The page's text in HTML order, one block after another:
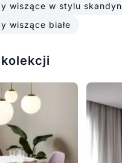
wiszące w stylu
wiszące białe